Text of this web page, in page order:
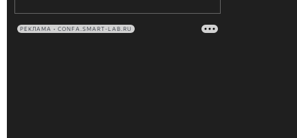
РЕКЛАМА • CONFA.SMART-LAB.RU